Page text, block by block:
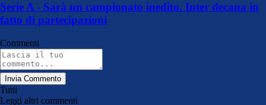
Serie A - Sarà un campionato inedito. Inter decana in
fatto di partecipazioni
Commenti
Invia Commento
Tutti
Leggi altri commenti